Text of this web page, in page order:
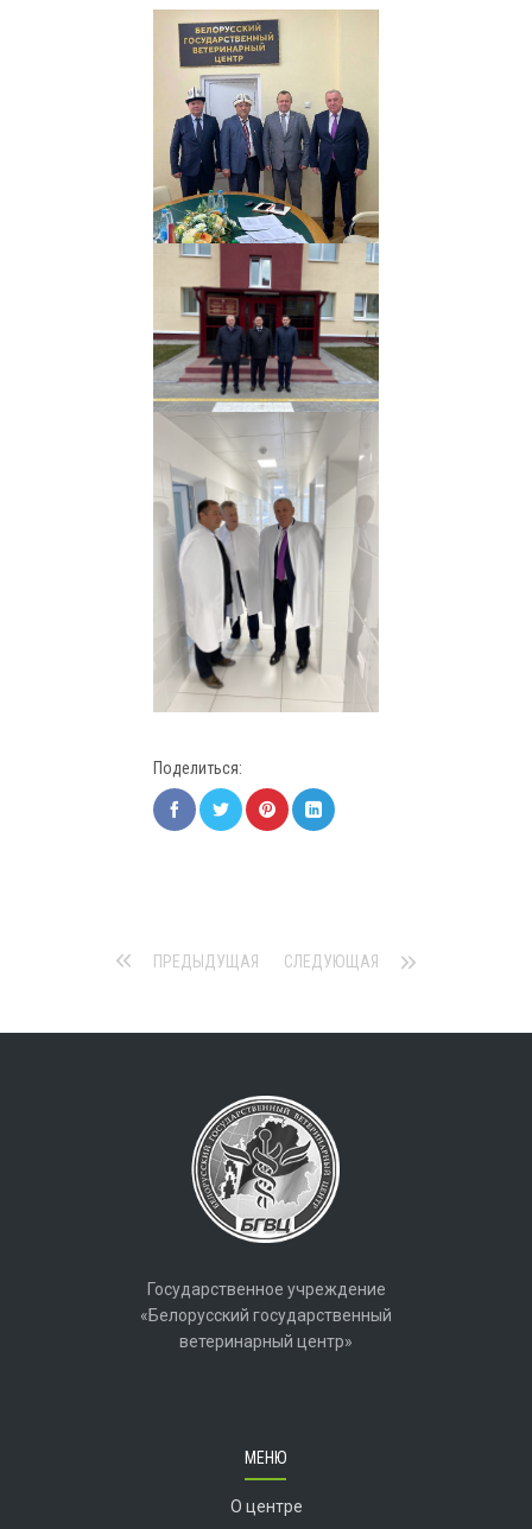
Поделиться:
ПРЕДЫДУЩАЯ СЛЕДУЮЩАЯ
Государственное учреждение
«Белорусский государственный
ветеринарный центр»
МЕНЮ
О центре